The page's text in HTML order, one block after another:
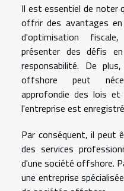
Il est essentiel de noter
offrir des avantages
d'optimisation
présenter des défis
responsabilité. De
offshore peut
approfondie des lois
l'entreprise est
Par conséquent, il peut
des services
d'une société offshore.
une entreprise